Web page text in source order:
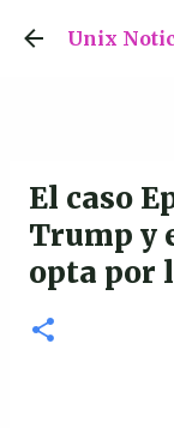
Unix
El caso
Trump y
opta por